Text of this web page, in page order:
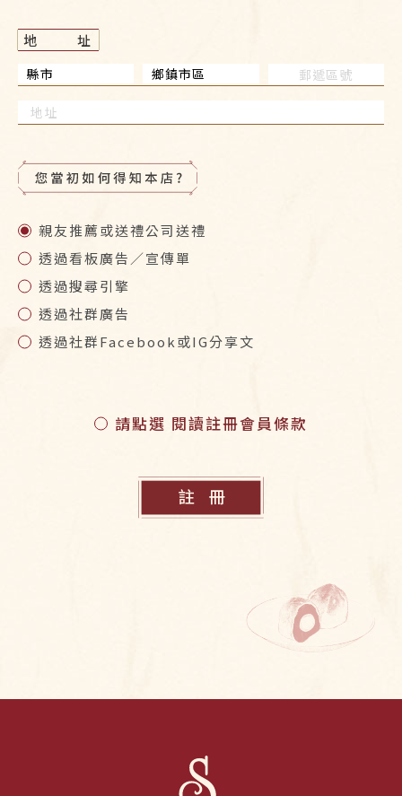
地 址
親友推薦或送禮公司送禮
透過看板廣告／宣傳單
透過搜尋引擎
透過社群廣告
透過社群Facebook或IG分享文
請點選 閱讀註冊會員條款